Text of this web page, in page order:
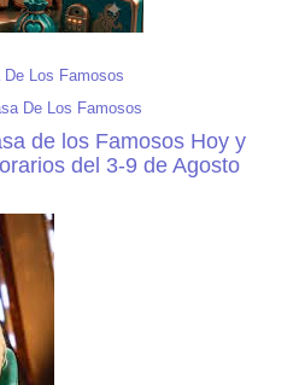
De Los Famosos
De Los Famosos
de los Famosos Hoy y
del 3-9 de Agosto